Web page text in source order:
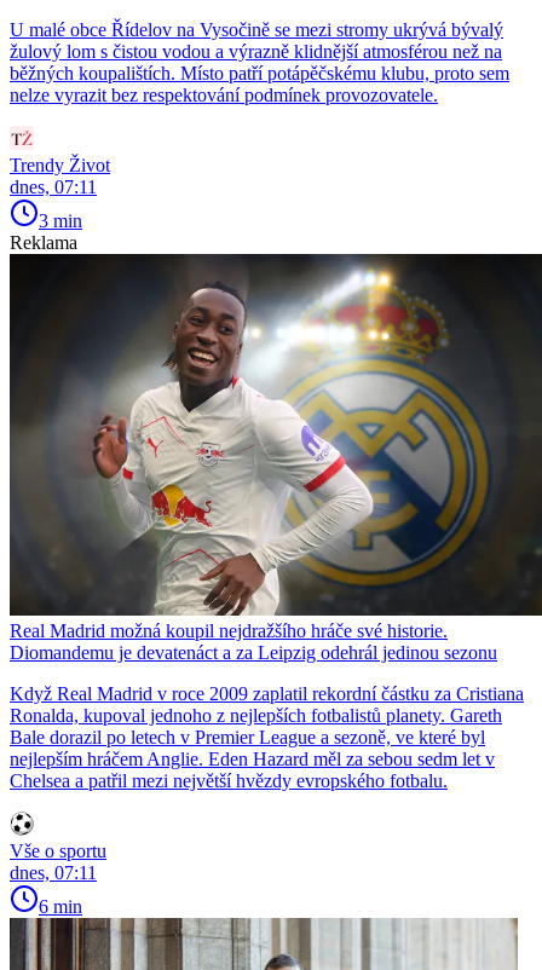
U malé obce Řídelov na Vysočině se mezi stromy ukrývá bývalý
žulový lom s čistou vodou a výrazně klidnější atmosférou než na
běžných koupalištích. Místo patří potápěčskému klubu, proto sem
nelze vyrazit bez respektování podmínek provozovatele.
Trendy Život
dnes, 07:11
3 min
Reklama
Real Madrid možná koupil nejdražšího hráče své historie.
Diomandemu je devatenáct a za Leipzig odehrál jedinou sezonu
Když Real Madrid v roce 2009 zaplatil rekordní částku za Cristiana
Ronalda, kupoval jednoho z nejlepších fotbalistů planety. Gareth
Bale dorazil po letech v Premier League a sezoně, ve které byl
nejlepším hráčem Anglie. Eden Hazard měl za sebou sedm let v
Chelsea a patřil mezi největší hvězdy evropského fotbalu.
Vše o sportu
dnes, 07:11
6 min